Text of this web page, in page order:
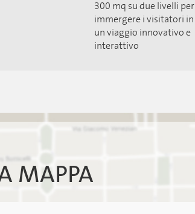
300 mq su due livelli per
immergere i visitatori in
un viaggio innovativo e
interattivo
MAPPA